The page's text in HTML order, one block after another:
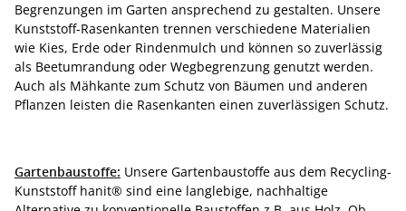
Begrenzungen im Garten ansprechend zu gestalten. Unsere
Kunststoff-Rasenkanten trennen verschiedene Materialien
wie Kies, Erde oder Rindenmulch und können so zuverlässig
als Beetumrandung oder Wegbegrenzung genutzt werden.
Auch als Mähkante zum Schutz von Bäumen und anderen
Pflanzen leisten die Rasenkanten einen zuverlässigen Schutz.
Gartenbaustoffe: Unsere Gartenbaustoffe aus dem Recycling-
Kunststoff hanit® sind eine langlebige, nachhaltige